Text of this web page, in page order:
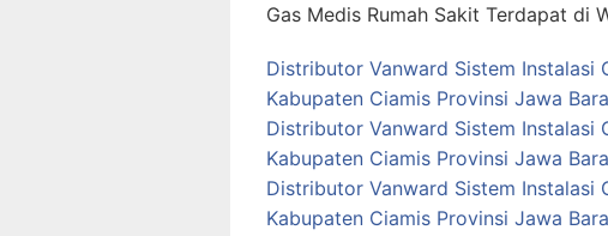
Gas Medis Rumah Sakit Terdapat di
Distributor Vanward Sistem Instalasi
Kabupaten Ciamis Provinsi Jawa
Distributor Vanward Sistem Instalasi
Kabupaten Ciamis Provinsi Jawa
Distributor Vanward Sistem Instalasi
Kabupaten Ciamis Provinsi Jawa